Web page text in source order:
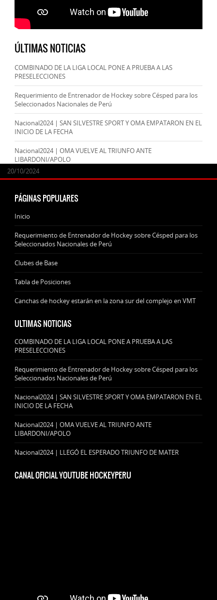
ÚLTIMAS NOTICIAS
COMBINADO DE LA LIGA LOCAL PONE A PRUEBA A LAS
PRESELECCIONES
24/09/2025
Requerimiento de Entrenador de Hockey sobre Césped para los
Seleccionados Nacionales de Perú
07/11/2024
Nacional2024 | SAN SILVESTRE SPORT Y OMA EMPATARON EN EL
INICIO DE LA FECHA
20/10/2024
Nacional2024 | OMA VUELVE AL TRIUNFO ANTE
LIBARDONI/APOLO
20/10/2024
PÁGINAS POPULARES
Inicio
Requerimiento de Entrenador de Hockey sobre Césped para los
Seleccionados Nacionales de Perú
Clubes de Base
Tabla de Posiciones
Canchas de hockey estarán en la zona sur del complejo en VMT
ULTIMAS NOTICIAS
COMBINADO DE LA LIGA LOCAL PONE A PRUEBA A LAS
PRESELECCIONES
Requerimiento de Entrenador de Hockey sobre Césped para los
Seleccionados Nacionales de Perú
Nacional2024 | SAN SILVESTRE SPORT Y OMA EMPATARON EN EL
INICIO DE LA FECHA
Nacional2024 | OMA VUELVE AL TRIUNFO ANTE
LIBARDONI/APOLO
Nacional2024 | LLEGÓ EL ESPERADO TRIUNFO DE MATER
CANAL OFICIAL YOUTUBE HOCKEYPERU